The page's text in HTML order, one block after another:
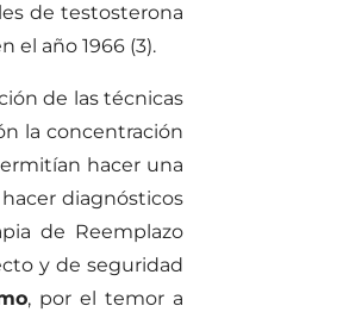
de testosterona
el año 1966 (3).
de las técnicas
la concentración
hacer una
diagnósticos
de Reemplazo
y de seguridad
, por el temor a